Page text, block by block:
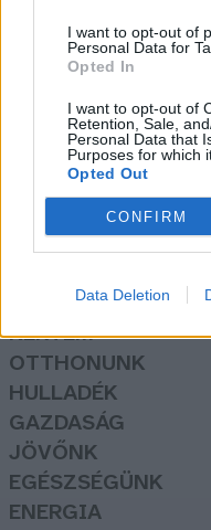
I want to opt-out of
Personal Data for
Opted In
I want to opt-out of
Retention, Sale,
Personal Data that
Purposes for which
Opted Out
CONFIRM
Data Deletion
A
is
Greendex
Rovatok
KERTEM
OTTHONUNK
HULLADÉK
GAZDASÁG
JÖVŐNK
EGÉSZSÉGÜNK
ENERGIA